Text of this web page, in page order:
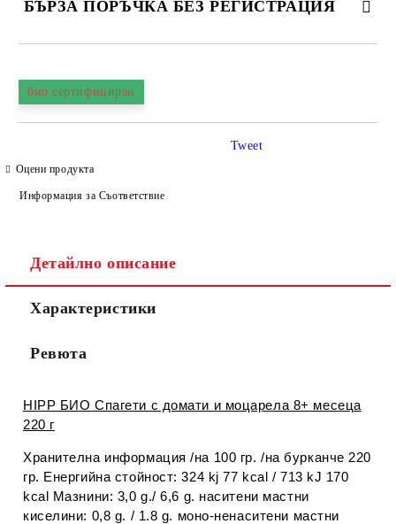
БЪРЗА ПОРЪЧКА БЕЗ РЕГИСТРАЦИЯ
био сертифициран
Оцени продукта
Информация за Съответствие
Tweet
Детайлно описание
Характеристики
Ревюта
HIPP БИО Спагети с домати и моцарела 8+ месеца
220 г
Хранителна информация /на 100 гр. /на бурканче 220
гр. Енергийна стойност: 324 kj 77 kcal / 713 kJ 170
kcal Мазнини: 3,0 g./ 6,6 g. наситени мастни
киселини: 0,8 g. / 1.8 g. моно-ненаситени мастни